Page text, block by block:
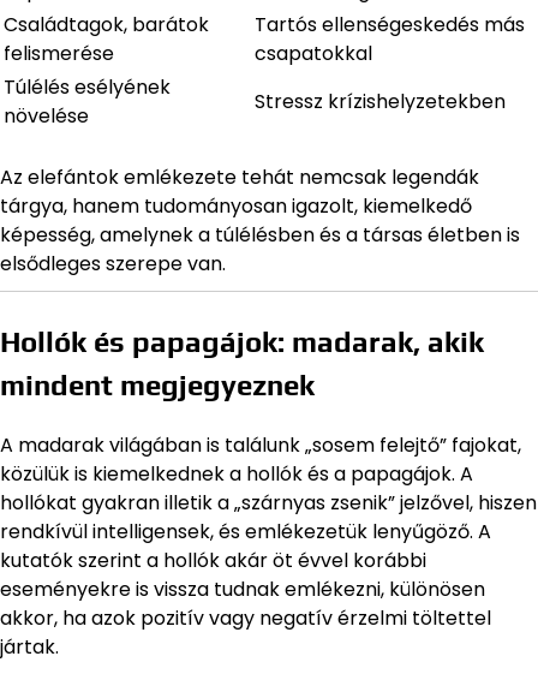
Családtagok, barátok
felismerése
Tartós ellenségeskedés más
csapatokkal
Túlélés esélyének
növelése
Stressz krízishelyzetekben
Az elefántok emlékezete tehát nemcsak legendák
tárgya, hanem tudományosan igazolt, kiemelkedő
képesség, amelynek a túlélésben és a társas életben is
elsődleges szerepe van.
Hollók és papagájok: madarak, akik
mindent megjegyeznek
A madarak világában is találunk „sosem felejtő” fajokat,
közülük is kiemelkednek a hollók és a papagájok. A
hollókat gyakran illetik a „szárnyas zsenik” jelzővel, hiszen
rendkívül intelligensek, és emlékezetük lenyűgöző. A
kutatók szerint a hollók akár öt évvel korábbi
eseményekre is vissza tudnak emlékezni, különösen
akkor, ha azok pozitív vagy negatív érzelmi töltettel
jártak.